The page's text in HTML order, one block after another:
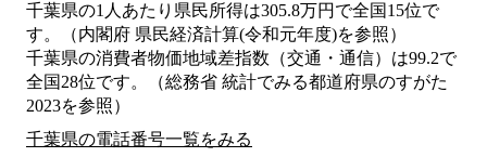
千葉県の1人あたり県民所得は305.8万円で全国15位で
す。（内閣府 県民経済計算(令和元年度)を参照）
千葉県の消費者物価地域差指数（交通・通信）は99.2で
全国28位です。（総務省 統計でみる都道府県のすがた
2023を参照）
千葉県の電話番号一覧をみる